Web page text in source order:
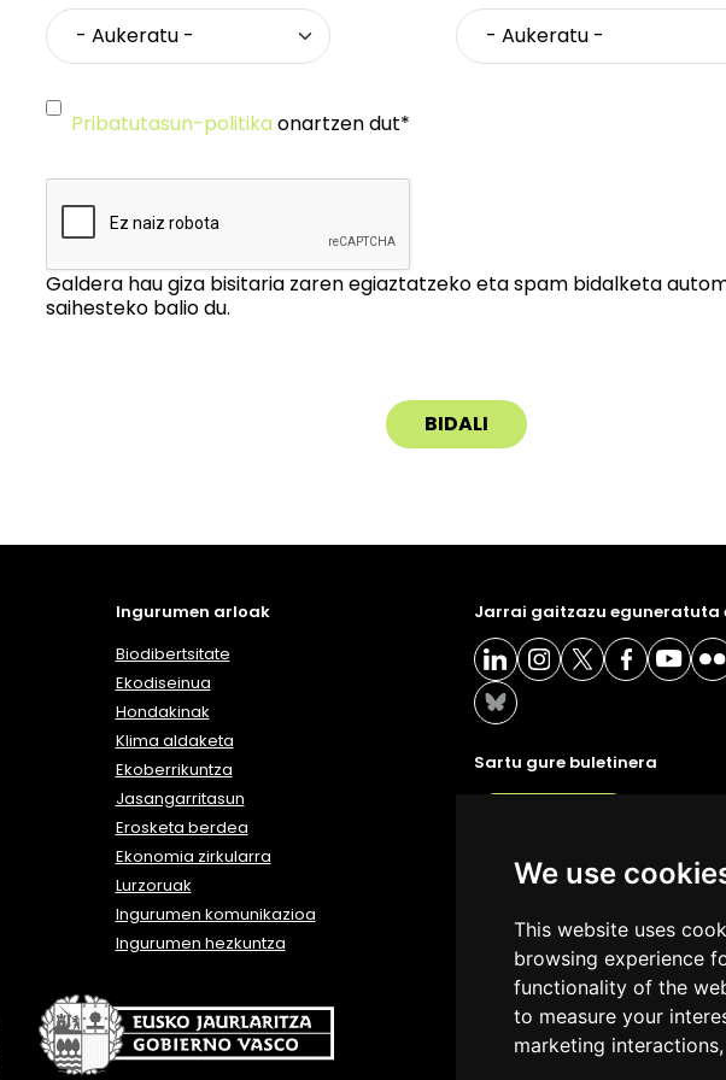
We use
This website uses
browsing experience
functionality of the
to measure your
marketing interactions,
Pribatutasun-politika onartzen dut*
Galdera hau giza bisitaria zaren egiaztatzeko eta spam bidalketa
saihesteko balio du.
Ingurumen arloak
Biodibertsitate
Ekodiseinua
Hondakinak
Klima aldaketa
Ekoberrikuntza
Jasangarritasun
Erosketa berdea
Ekonomia zirkularra
Lurzoruak
Ingurumen komunikazioa
Ingurumen hezkuntza
Jarrai gaitzazu eguneratuta
Sartu gure buletinera